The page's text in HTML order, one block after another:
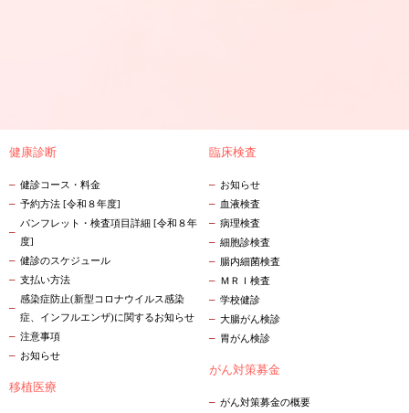
健康診断
健診コース・料金
予約方法 [令和８年度]
パンフレット・検査項目詳細 [令和８年
度]
健診のスケジュール
支払い方法
感染症防止(新型コロナウイルス感染
症、インフルエンザ)に関するお知らせ
注意事項
お知らせ
移植医療
臨床検査
お知らせ
血液検査
病理検査
細胞診検査
腸内細菌検査
ＭＲＩ検査
学校健診
大腸がん検診
胃がん検診
がん対策募金
がん対策募金の概要